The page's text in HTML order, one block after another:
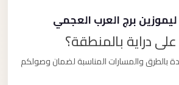
برج العرب العجمي
دراية بالمنطقة؟
بالطرق والمسارات المناسبة لضمان وصولكم